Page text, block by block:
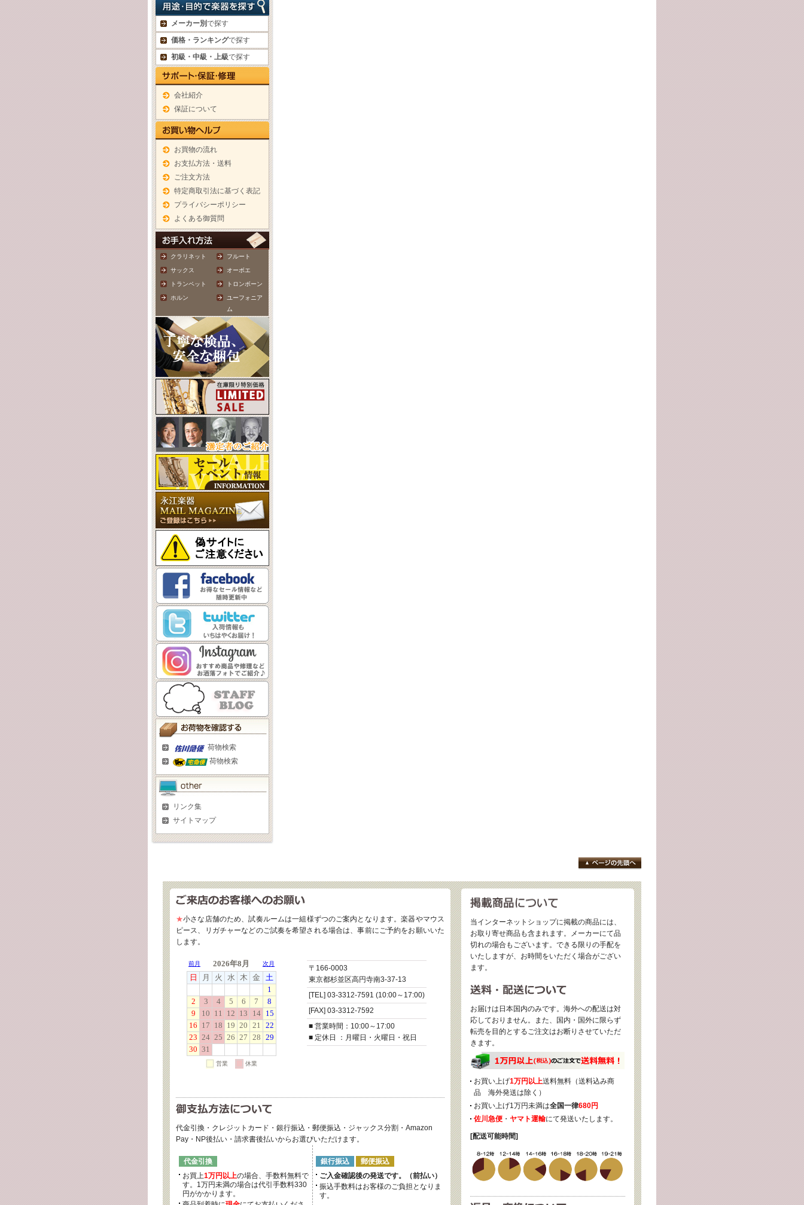
メーカー別で探す
価格・ランキングで探す
初級・中級・上級で探す
会社紹介
保証について
お買物の流れ
お支払方法・送料
ご注文方法
特定商取引法に基づく表記
プライバシーポリシー
よくある御質問
クラリネット フルート
サックス オーボエ
トランペット トロンボーン
ホルン
ユーフォニア
ム
荷物検索
荷物検索
リンク集
サイトマップ
★小さな店舗のため、試奏ルームは一組様ずつのご案内となります。楽器やマウス
ピース、リガチャーなどのご試奏を希望される場合は、事前にご予約をお願いいた
します。
〒166-0003
東京都杉並区高円寺南3-37-13
[TEL] 03-3312-7591 (10:00～17:00)
[FAX] 03-3312-7592
■ 営業時間：10:00～17:00
■ 定休日 ：月曜日・火曜日・祝日
代金引換・クレジットカード・銀行振込・郵便振込・ジャックス分割・Amazon
Pay・NP後払い・請求書後払いからお選びいただけます。
代金引換
お買上1万円以上の場合、手数料無料で
す。1万円未満の場合は代引手数料330
円がかかります。
銀行振込
郵便振込
ご入金確認後の発送です。（前払い）
振込手数料はお客様のご負担となりま
す。
当インターネットショップに掲載の商品には、
お取り寄せ商品も含まれます。メーカーにて品
切れの場合もございます。できる限りの手配を
いたしますが、お時間をいただく場合がござい
ます。
お届けは日本国内のみです。海外への配送は対
応しておりません。また、国内・国外に限らず
転売を目的とするご注文はお断りさせていただ
きます。
お買い上げ1万円以上送料無料（送料込み商
品 海外発送は除く）
お買い上げ1万円未満は全国一律680円
佐川急便 ・ ヤマト運輸にて発送いたします。
[配送可能時間]